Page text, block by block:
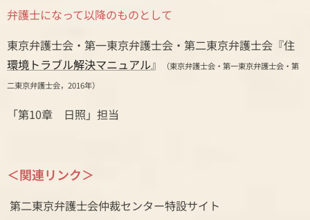
弁護士になって以降のものとして
東京弁護士会・第一東京弁護士会・第二東京弁護士会『住
環境トラブル解決マニュアル』
（東京弁護士会・第一東京弁護士会・第
二東京弁護士会，2016年）
「第10章 日照」担当
＜関連リンク＞
第二東京弁護士会仲裁センター特設サイト